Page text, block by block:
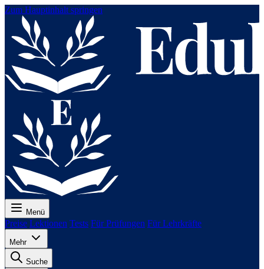
Zum Hauptinhalt springen
Menü
Preise Lektionen Tests Für Prüfungen Für Lehrkräfte
Mehr
Suche